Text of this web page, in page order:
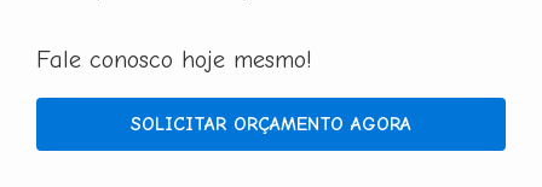
Fale conosco hoje mesmo!
SOLICITAR ORÇAMENTO AGORA